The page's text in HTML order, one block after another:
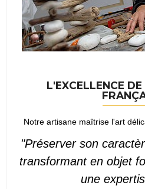
L'EXCELLENCE
Notre artisane maîtrise l'art
"Préserver son
transformant en objet
une